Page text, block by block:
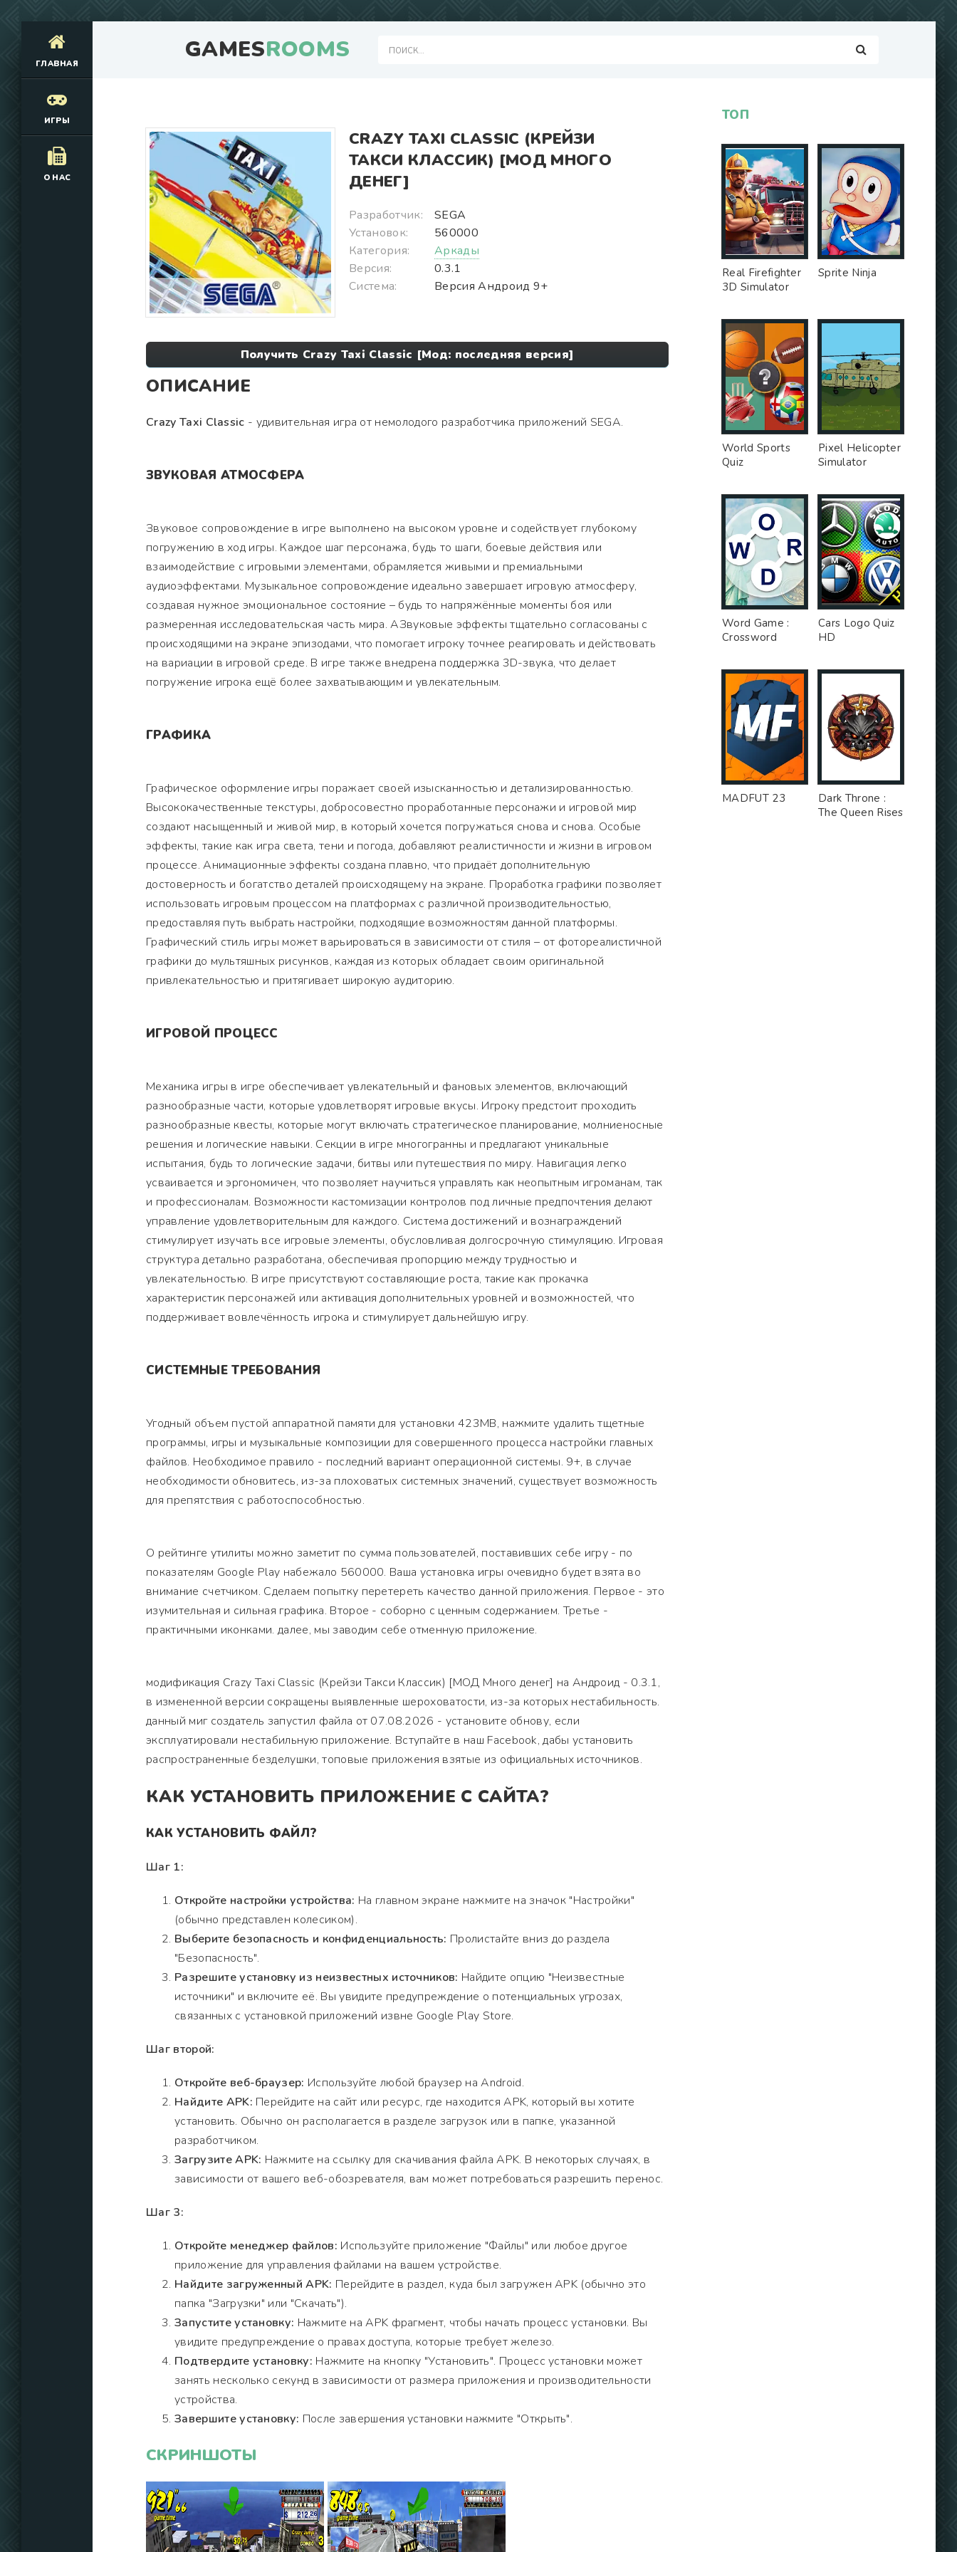
GAMESROOMS
ГЛАВНАЯ
ИГРЫ
О НАС
CRAZY TAXI CLASSIC (КРЕЙЗИ
ТАКСИ КЛАССИК) [МОД МНОГО
ДЕНЕГ]
Разработчик:
SEGA
Установок:
560000
Категория:
Аркады
Версия:
0.3.1
Система:
Версия Андроид 9+
Получить Crazy Taxi Classic [Мод: последняя версия]
ОПИСАНИЕ
Crazy Taxi Classic - удивительная игра от немолодого разработчика приложений SEGA.
ЗВУКОВАЯ АТМОСФЕРА
Звуковое сопровождение в игре выполнено на высоком уровне и содействует глубокому
погружению в ход игры. Каждое шаг персонажа, будь то шаги, боевые действия или
взаимодействие с игровыми элементами, обрамляется живыми и премиальными
аудиоэффектами. Музыкальное сопровождение идеально завершает игровую атмосферу,
создавая нужное эмоциональное состояние – будь то напряжённые моменты боя или
размеренная исследовательская часть мира. АЗвуковые эффекты тщательно согласованы с
происходящими на экране эпизодами, что помогает игроку точнее реагировать и действовать
на вариации в игровой среде. В игре также внедрена поддержка 3D-звука, что делает
погружение игрока ещё более захватывающим и увлекательным.
ГРАФИКА
Графическое оформление игры поражает своей изысканностью и детализированностью.
Высококачественные текстуры, добросовестно проработанные персонажи и игровой мир
создают насыщенный и живой мир, в который хочется погружаться снова и снова. Особые
эффекты, такие как игра света, тени и погода, добавляют реалистичности и жизни в игровом
процессе. Анимационные эффекты создана плавно, что придаёт дополнительную
достоверность и богатство деталей происходящему на экране. Проработка графики позволяет
использовать игровым процессом на платформах с различной производительностью,
предоставляя путь выбрать настройки, подходящие возможностям данной платформы.
Графический стиль игры может варьироваться в зависимости от стиля – от фотореалистичной
графики до мультяшных рисунков, каждая из которых обладает своим оригинальной
привлекательностью и притягивает широкую аудиторию.
ИГРОВОЙ ПРОЦЕСС
Механика игры в игре обеспечивает увлекательный и фановых элементов, включающий
разнообразные части, которые удовлетворят игровые вкусы. Игроку предстоит проходить
разнообразные квесты, которые могут включать стратегическое планирование, молниеносные
решения и логические навыки. Секции в игре многогранны и предлагают уникальные
испытания, будь то логические задачи, битвы или путешествия по миру. Навигация легко
усваивается и эргономичен, что позволяет научиться управлять как неопытным игроманам, так
и профессионалам. Возможности кастомизации контролов под личные предпочтения делают
управление удовлетворительным для каждого. Система достижений и вознаграждений
стимулирует изучать все игровые элементы, обусловливая долгосрочную стимуляцию. Игровая
структура детально разработана, обеспечивая пропорцию между трудностью и
увлекательностью. В игре присутствуют составляющие роста, такие как прокачка
характеристик персонажей или активация дополнительных уровней и возможностей, что
поддерживает вовлечённость игрока и стимулирует дальнейшую игру.
СИСТЕМНЫЕ ТРЕБОВАНИЯ
Угодный объем пустой аппаратной памяти для установки 423MB, нажмите удалить тщетные
программы, игры и музыкальные композиции для совершенного процесса настройки главных
файлов. Необходимое правило - последний вариант операционной системы. 9+, в случае
необходимости обновитесь, из-за плоховатых системных значений, существует возможность
для препятствия с работоспособностью.
О рейтинге утилиты можно заметит по сумма пользователей, поставивших себе игру - по
показателям Google Play набежало 560000. Ваша установка игры очевидно будет взята во
внимание счетчиком. Сделаем попытку перетереть качество данной приложения. Первое - это
изумительная и сильная графика. Второе - соборно с ценным содержанием. Третье -
практичными иконками. далее, мы заводим себе отменную приложение.
модификация Crazy Taxi Classic (Крейзи Такси Классик) [МОД Много денег] на Андроид - 0.3.1,
в измененной версии сокращены выявленные шероховатости, из-за которых нестабильность.
данный миг создатель запустил файла от 07.08.2026 - установите обнову, если
эксплуатировали нестабильную приложение. Вступайте в наш Facebook, дабы установить
распространенные безделушки, топовые приложения взятые из официальных источников.
КАК УСТАНОВИТЬ ПРИЛОЖЕНИЕ С САЙТА?
КАК УСТАНОВИТЬ ФАЙЛ?
Шаг 1:
Откройте настройки устройства: На главном экране нажмите на значок "Настройки"
(обычно представлен колесиком).
Выберите безопасность и конфиденциальность: Пролистайте вниз до раздела
"Безопасность".
Разрешите установку из неизвестных источников: Найдите опцию "Неизвестные
источники" и включите её. Вы увидите предупреждение о потенциальных угрозах,
связанных с установкой приложений извне Google Play Store.
Шаг второй:
Откройте веб-браузер: Используйте любой браузер на Android.
Найдите APK: Перейдите на сайт или ресурс, где находится APK, который вы хотите
установить. Обычно он располагается в разделе загрузок или в папке, указанной
разработчиком.
Загрузите APK: Нажмите на ссылку для скачивания файла APK. В некоторых случаях, в
зависимости от вашего веб-обозревателя, вам может потребоваться разрешить перенос.
Шаг 3:
Откройте менеджер файлов: Используйте приложение "Файлы" или любое другое
приложение для управления файлами на вашем устройстве.
Найдите загруженный APK: Перейдите в раздел, куда был загружен APK (обычно это
папка "Загрузки" или "Скачать").
Запустите установку: Нажмите на APK фрагмент, чтобы начать процесс установки. Вы
увидите предупреждение о правах доступа, которые требует железо.
Подтвердите установку: Нажмите на кнопку "Установить". Процесс установки может
занять несколько секунд в зависимости от размера приложения и производительности
устройства.
Завершите установку: После завершения установки нажмите "Открыть".
СКРИНШОТЫ
ТОП
Real Firefighter
3D Simulator
Sprite Ninja
World Sports
Quiz
Pixel Helicopter
Simulator
Word Game :
Crossword
Cars Logo Quiz
HD
MADFUT 23
Dark Throne :
The Queen Rises